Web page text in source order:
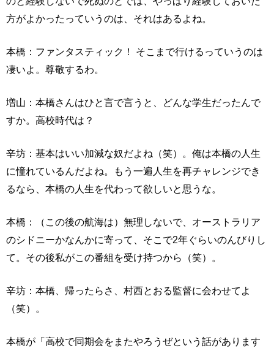
方がよかったっていうのは、それはあるよね。
本橋：ファンタスティック！ そこまで行けるっていうのは
凄いよ。尊敬するわ。
増山：本橋さんはひと言で言うと、どんな学生だったんで
すか。高校時代は？
辛坊：基本はいい加減な奴だよね（笑）。俺は本橋の人生
に憧れているんだよね。もう一遍人生を再チャレンジでき
るなら、本橋の人生を代わって欲しいと思うな。
本橋：（この後の航海は）無理しないで、オーストラリア
のシドニーかなんかに寄って、そこで2年ぐらいのんびりし
て。その後私がこの番組を受け持つから（笑）。
辛坊：本橋、帰ったらさ、村西とおる監督に会わせてよ
（笑）。
本橋が「高校で同期会をまたやろうぜという話があります